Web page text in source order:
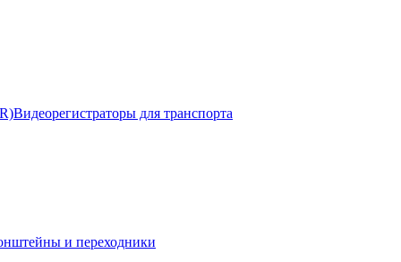
Видеорегистраторы для транспорта
и переходники